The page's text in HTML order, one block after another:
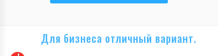
Для бизнеса отличный вариант.